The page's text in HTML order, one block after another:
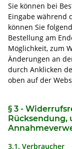
Sie können bei
Eingabe während
können Sie
Bestellung am
Möglichkeit, zum
Änderungen an
durch Anklicken
oben auf der
§ 3 -
3.1. Verbraucher